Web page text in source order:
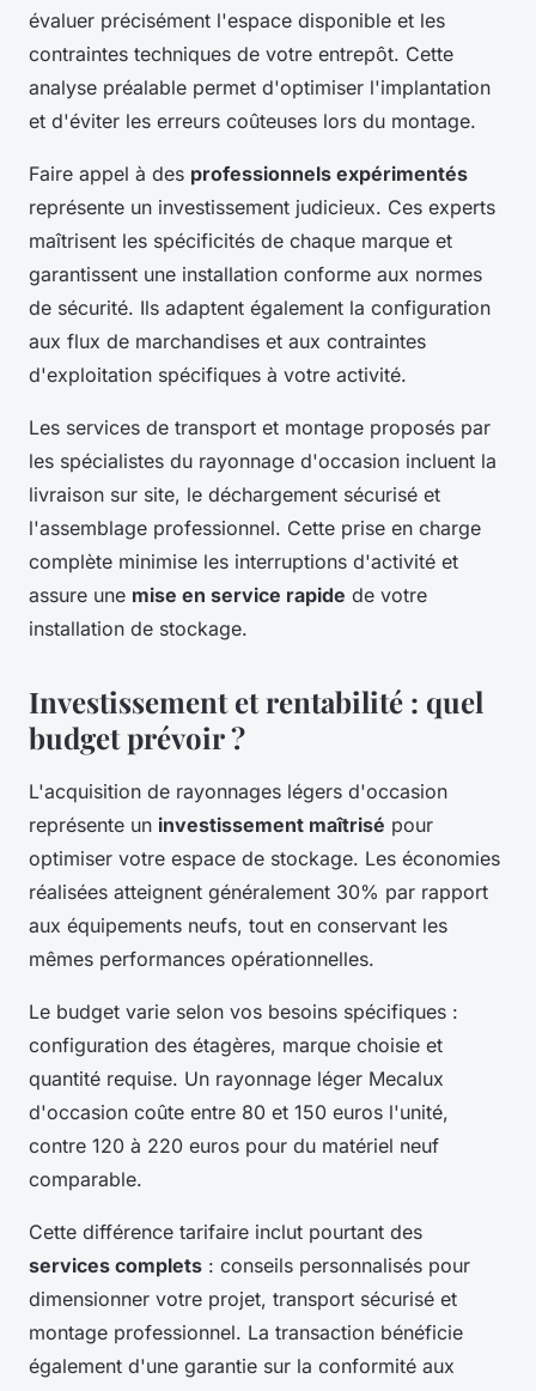
évaluer précisément l'espace disponible et les
contraintes techniques de votre entrepôt. Cette
analyse préalable permet d'optimiser l'implantation
et d'éviter les erreurs coûteuses lors du montage.
Faire appel à des professionnels expérimentés
représente un investissement judicieux. Ces experts
maîtrisent les spécificités de chaque marque et
garantissent une installation conforme aux normes
de sécurité. Ils adaptent également la configuration
aux flux de marchandises et aux contraintes
d'exploitation spécifiques à votre activité.
Les services de transport et montage proposés par
les spécialistes du rayonnage d'occasion incluent la
livraison sur site, le déchargement sécurisé et
l'assemblage professionnel. Cette prise en charge
complète minimise les interruptions d'activité et
assure une mise en service rapide de votre
installation de stockage.
Investissement et rentabilité : quel
budget prévoir ?
L'acquisition de rayonnages légers d'occasion
représente un investissement maîtrisé pour
optimiser votre espace de stockage. Les économies
réalisées atteignent généralement 30% par rapport
aux équipements neufs, tout en conservant les
mêmes performances opérationnelles.
Le budget varie selon vos besoins spécifiques :
configuration des étagères, marque choisie et
quantité requise. Un rayonnage léger Mecalux
d'occasion coûte entre 80 et 150 euros l'unité,
contre 120 à 220 euros pour du matériel neuf
comparable.
Cette différence tarifaire inclut pourtant des
services complets : conseils personnalisés pour
dimensionner votre projet, transport sécurisé et
montage professionnel. La transaction bénéficie
également d'une garantie sur la conformité aux